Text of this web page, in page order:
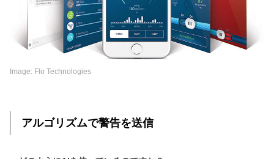
Image: Flo Technologies
アルゴリズムで警告を送信